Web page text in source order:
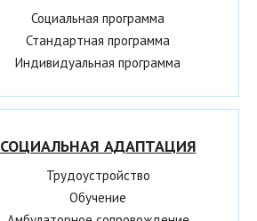
Социальная программа
Стандартная программа
Индивидуальная программа
СОЦИАЛЬНАЯ АДАПТАЦИЯ
Трудоустройство
Обучение